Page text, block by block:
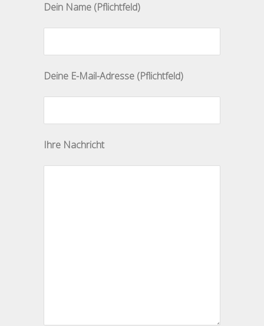
Dein Name (Pflichtfeld)
Bitte lasse dieses Feld leer.
Deine E-Mail-Adresse (Pflichtfeld)
Ihre Nachricht